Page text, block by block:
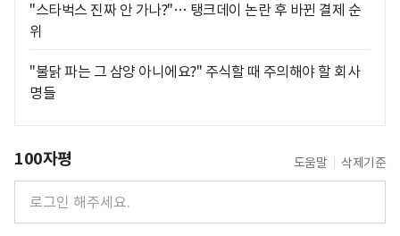
"스타벅스 진짜 안 가나?"… 탱크데이 논란 후 바뀐 결제 순
위
"불닭 파는 그 삼양 아니에요?" 주식할 때 주의해야 할 회사
명들
100자평 도움말 삭제기준